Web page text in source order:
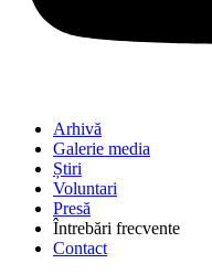
Arhivă
Galerie media
Știri
Voluntari
Presă
Întrebări frecvente
Contact